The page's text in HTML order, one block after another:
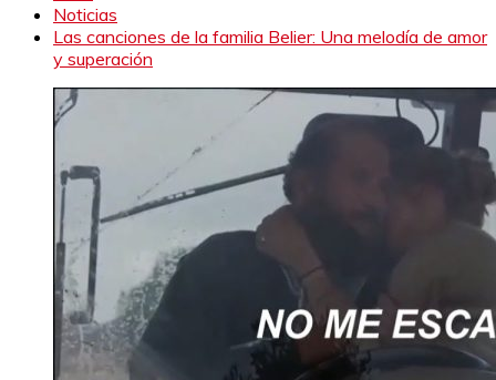
Noticias
Las canciones de la familia Belier: Una melodía de amor
y superación